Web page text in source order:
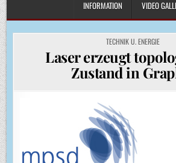
INFORMATION VIDEO
POSTED
IN
TECHNIK U. ENERGIE
Laser erzeugt
Zustand in